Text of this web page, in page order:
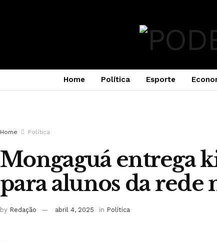
Home Política Esporte
Home Política
Mongaguá entrega
para alunos da
by Redação abril 4, 2025 in Política